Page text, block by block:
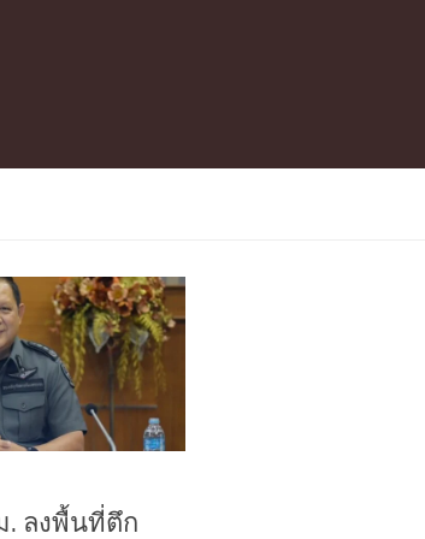
. ลงพื้นที่ตึก